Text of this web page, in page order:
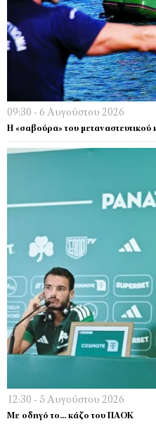
09:30 - 6 Αυγούστου 2026
Η «σαβούρα» του μεταναστευτικού
12:30 - 5 Αυγούστου 2026
Με οδηγό το… κάζο του ΠΑΟΚ